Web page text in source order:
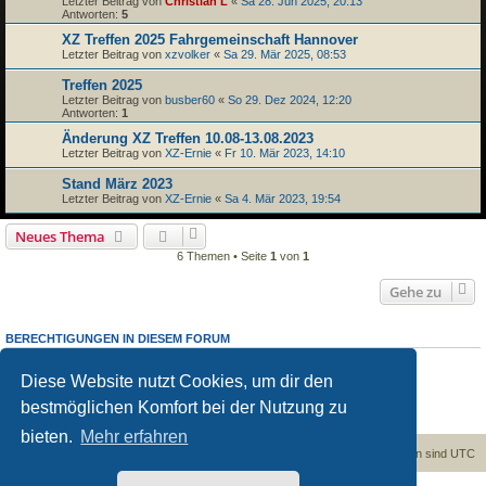
Diese Website nutzt Cookies, um dir den
bestmöglichen Komfort bei der Nutzung zu
bieten. Mehr erfahren
Antworten: 5
XZ Treffen 2025 Fahrgemeinschaft Hannover
Letzter Beitrag von xzvolker « Sa 29. Mär 2025, 08:53
Treffen 2025
Letzter Beitrag von busber60 « So 29. Dez 2024, 12:20
Antworten: 1
Änderung XZ Treffen 10.08-13.08.2023
Letzter Beitrag von XZ-Ernie « Fr 10. Mär 2023, 14:10
Stand März 2023
Letzter Beitrag von XZ-Ernie « Sa 4. Mär 2023, 19:54
Neues Thema
6 Themen • Seite 1 von 1
Gehe zu
BERECHTIGUNGEN IN DIESEM FORUM
Du darfst
keine Antworten zu Themen in diesem Forum erstellen.
Du darfst deine Beiträge in diesem Forumnichtändern.
Du darfst deine Beiträge in diesem Forum nicht löschen.
keine
Alle Zeiten sind UTC